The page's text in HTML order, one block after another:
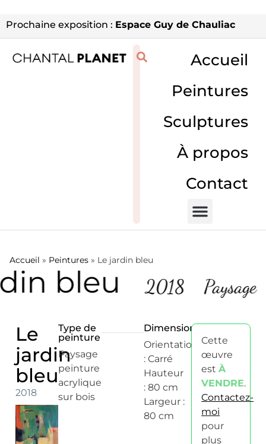
Prochaine exposition : Espace Guy de Chauliac
Accueil
Peintures
Sculptures
À propos
Contact
Accueil » Peintures » Le jardin bleu
bleu 2018 Paysage
Le
jardin
bleu
2018
Type de
peinture
Paysage
peinture
acrylique
sur bois
Dimensions
Orientation
: Carré
Hauteur
: 80 cm
Largeur :
80 cm
Cette
œuvre
estÀ
VENDRE.
Contactez-
moi
pour
plus